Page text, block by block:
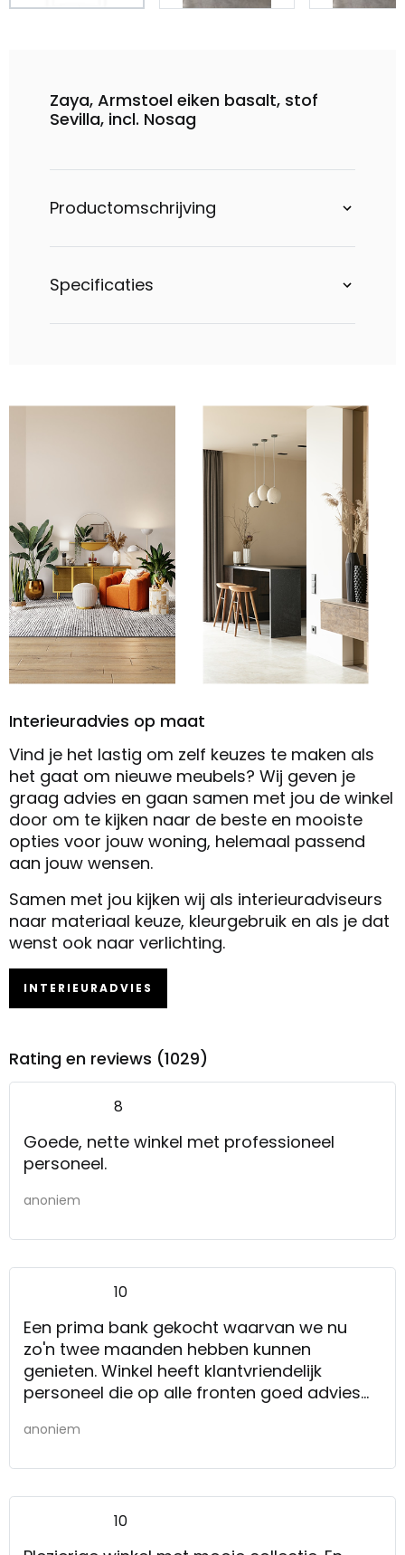
Zaya, Armstoel eiken basalt, stof
Sevilla, incl. Nosag
Productomschrijving
Specificaties
Interieuradvies op maat
Vind je het lastig om zelf keuzes te maken als
het gaat om nieuwe meubels? Wij geven je
graag advies en gaan samen met jou de winkel
door om te kijken naar de beste en mooiste
opties voor jouw woning, helemaal passend
aan jouw wensen.
Samen met jou kijken wij als interieuradviseurs
naar materiaal keuze, kleurgebruik en als je dat
wenst ook naar verlichting.
INTERIEURADVIES
Rating en reviews (1029)
8
Goede, nette winkel met professioneel
personeel.
anoniem
10
Een prima bank gekocht waarvan we nu
zo'n twee maanden hebben kunnen
genieten. Winkel heeft klantvriendelijk
personeel die op alle fronten goed advies
meubelen nodig hebben komen we zeker
anoniem
10